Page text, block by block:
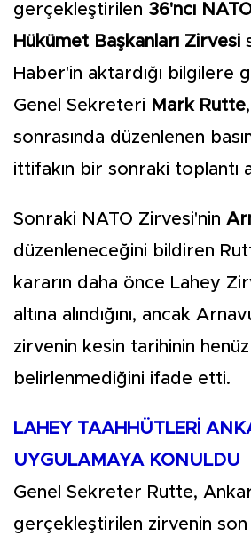
gerçekleştirilen 36'ncı
Hükümet Başkanları Zirvesi
Haber'in aktardığı bilgilere
Genel Sekreteri Mark Rutte
sonrasında düzenlenen
ittifakın bir sonraki toplantı
Sonraki NATO Zirvesi'nin
düzenleneceğini bildiren
kararın daha önce Lahey
altına alındığını, ancak
zirvenin kesin tarihinin henüz
belirlenmediğini ifade etti.
LAHEY TAAHHÜTLERİ
UYGULAMAYA KONULDU
Genel Sekreter Rutte,
gerçekleştirilen zirvenin son